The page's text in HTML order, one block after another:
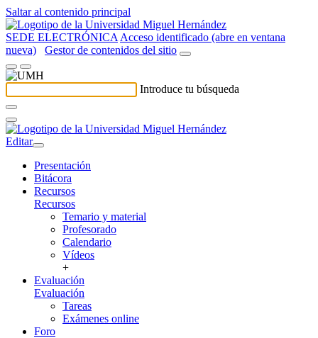
Saltar al contenido principal
SEDE ELECTRÓNICA Acceso identificado (abre en ventana
nueva)
Gestor de contenidos del sitio
Introduce tu búsqueda
Editar
Presentación
Bitácora
Recursos
Recursos
Temario y material
Profesorado
Calendario
Vídeos
+
Evaluación
Evaluación
Tareas
Exámenes online
Foro